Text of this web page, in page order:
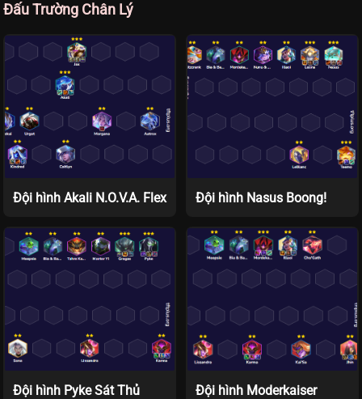
Đấu Trường Chân Lý
Đội hình Akali N.O.V.A. Flex Đội hình Nasus Boong!
Đội hình Pyke Sát Thủ
Đội hình Moderkaiser